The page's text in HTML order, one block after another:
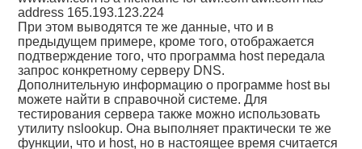
address 165.193.123.224
При этом выводятся те же данные, что и в
предыдущем примере, кроме того, отображается
подтверждение того, что программа host передала
запрос конкретному серверу DNS.
Дополнительную информацию о программе host вы
можете найти в справочной системе. Для
тестирования сервера также можно использовать
утилиту nslookup. Она выполняет практически те же
функции, что и host, но в настоящее время считается